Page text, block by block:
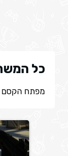
כל
מפתח הקסם